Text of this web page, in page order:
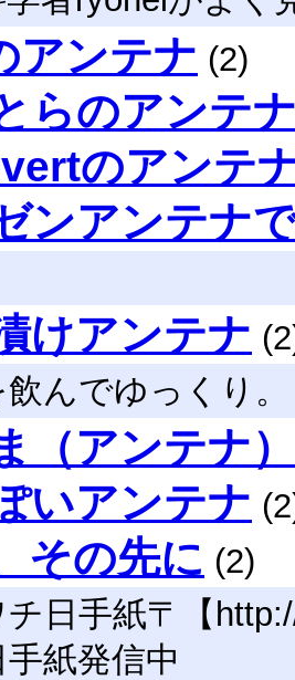
アンテナ (2)
らのアンテ
のアンテ
ンアンテナ
けアンテナ
んでゆっくり。
（アンテナ）
いアンテナ
その先に (2)
日手紙〒【
紙発信中